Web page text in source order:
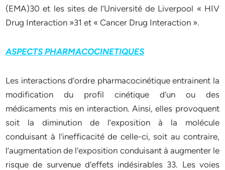
(EMA)30 et les sites de l’Université de Liverpool « HIV
Drug Interaction »31 et « Cancer Drug Interaction ».
ASPECTS PHARMACOCINETIQUES
Les interactions d’ordre pharmacocinétique entrainent la
modification du profil cinétique d’un ou des
médicaments mis en interaction. Ainsi, elles provoquent
soit la diminution de l’exposition à la molécule
conduisant à l’inefficacité de celle-ci, soit au contraire,
l’augmentation de l’exposition conduisant à augmenter le
risque de survenue d’effets indésirables 33. Les voies